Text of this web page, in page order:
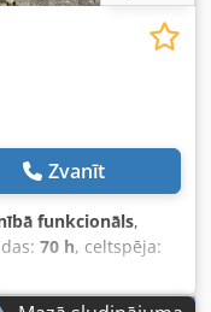
Zvanīt
funkcionāls,
70 h, celtspēja:
, masta veids: